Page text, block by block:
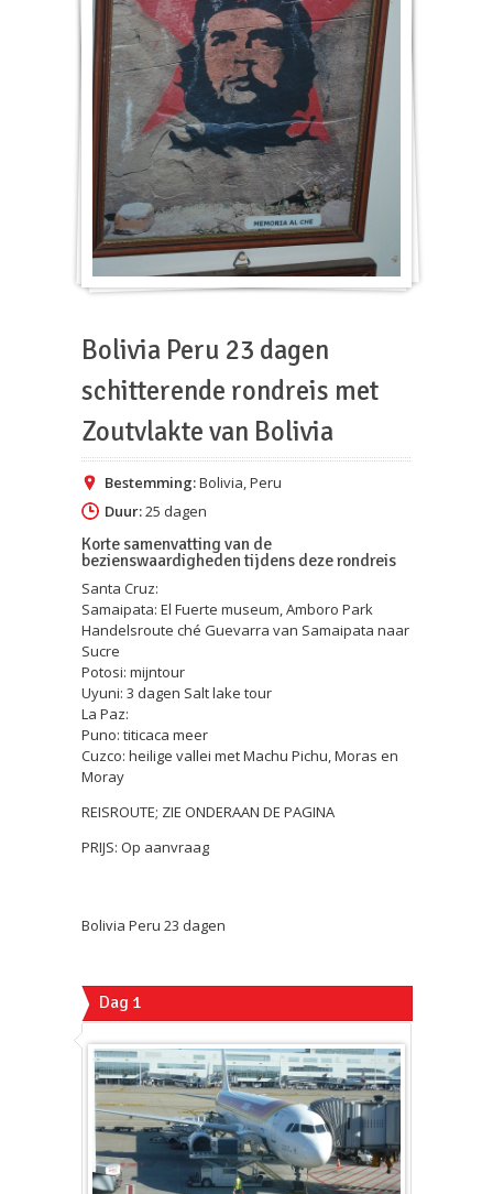
Bolivia Peru 23 dagen
schitterende rondreis met
Zoutvlakte van Bolivia
Bestemming:Bolivia,Peru
Duur:25 dagen
Korte samenvatting van de
bezienswaardigheden tijdens deze rondreis
Santa Cruz:
Samaipata: El Fuerte museum, Amboro Park
Handelsroute ché Guevarra van Samaipata naar
Sucre
Potosi: mijntour
Uyuni: 3 dagen Salt lake tour
La Paz:
Puno: titicaca meer
Cuzco: heilige vallei met Machu Pichu, Moras en
Moray
REISROUTE; ZIE ONDERAAN DE PAGINA
PRIJS: Op aanvraag
Bolivia Peru 23 dagen
Dag 1